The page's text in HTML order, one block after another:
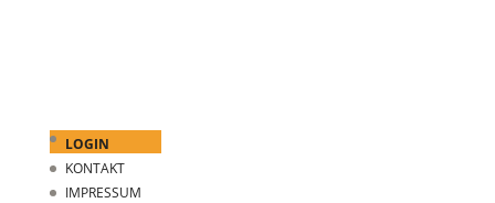
LOGIN
KONTAKT
IMPRESSUM